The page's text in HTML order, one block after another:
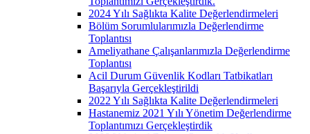
2024 Yılı Sağlıkta Kalite Değerlendirmeleri
Bölüm Sorumlularımızla Değerlendirme
Toplantısı
Ameliyathane Çalışanlarımızla Değerlendirme
Toplantısı
Acil Durum Güvenlik Kodları Tatbikatları
Başarıyla Gerçekleştirildi
2022 Yılı Sağlıkta Kalite Değerlendirmeleri
Hastanemiz 2021 Yılı Yönetim Değerlendirme
Toplantımızı Gerçekleştirdik